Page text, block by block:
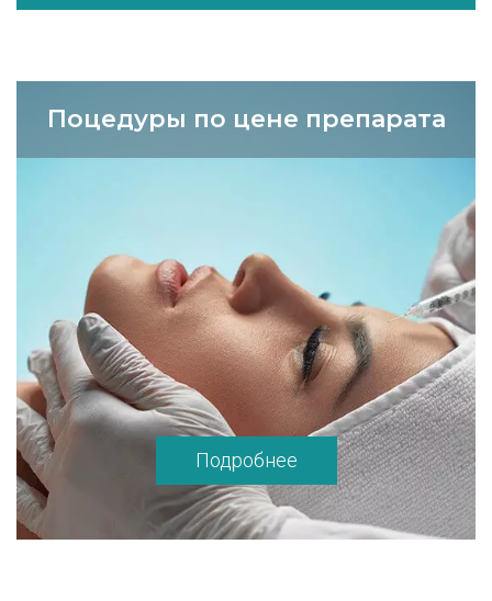
Поцедуры по цене препарата
Подробнее